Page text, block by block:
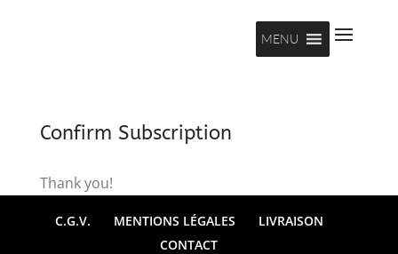
MENU
Confirm Subscription
Thank you!
C.G.V. MENTIONS LÉGALES
LIVRAISON
CONTACT